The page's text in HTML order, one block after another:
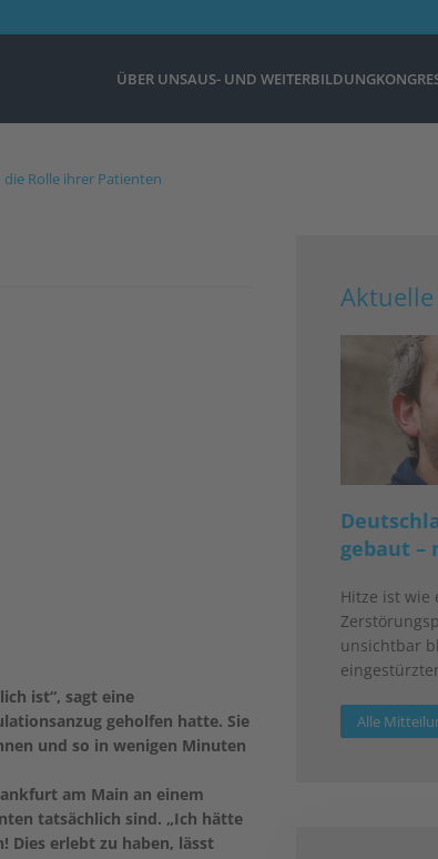
ÜBER UNSAUS- UND WEITERBILDUNG
Rolle ihrer Patienten
ist“, sagt eine
geholfen hatte. Sie
und so in wenigen Minuten
am Main an einem
tatsächlich sind. „Ich hätte
Dies erlebt zu haben, lässt
gebaut –
Hitze ist wie
unsichtbar
Alle